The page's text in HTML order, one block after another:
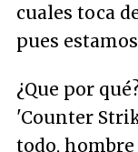
cuales toca
pues
¿Que por
'Counter
todo, hombre